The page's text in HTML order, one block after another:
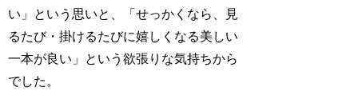
い」という思いと、「せっかくなら、見
るたび・掛けるたびに嬉しくなる美しい
一本が良い」という欲張りな気持ちから
でした。